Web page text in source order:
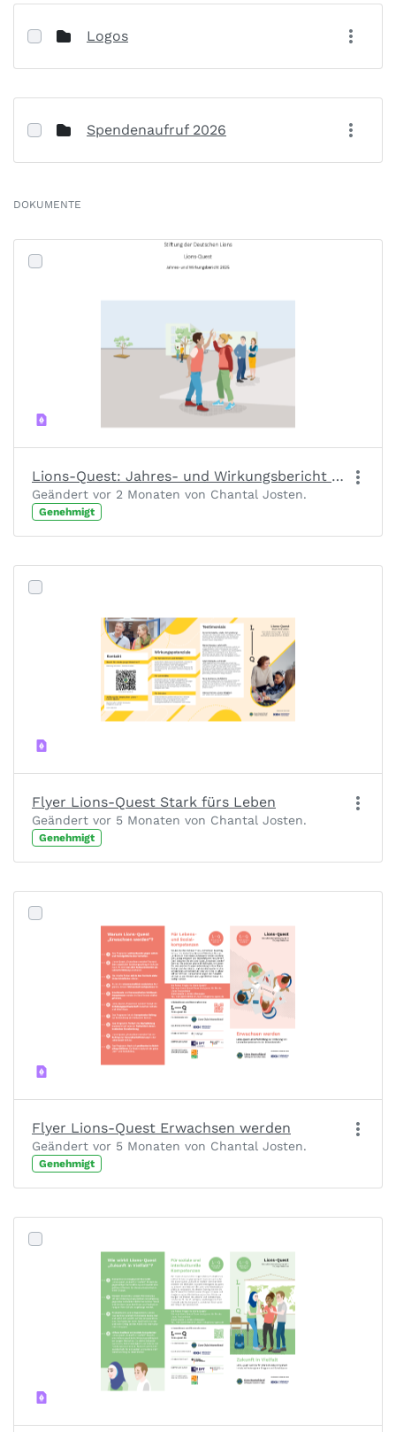
Logos
Spendenaufruf 2026
DOKUMENTE
Lions-Quest: Jahres- und Wirkungsbericht 2025
Geändert vor 2 Monaten von Chantal Josten.
Genehmigt
Flyer Lions-Quest Stark fürs Leben
Geändert vor 5 Monaten von Chantal Josten.
Genehmigt
Flyer Lions-Quest Erwachsen werden
Geändert vor 5 Monaten von Chantal Josten.
Genehmigt